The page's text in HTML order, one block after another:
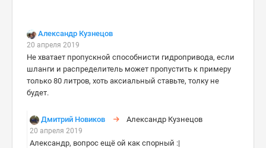
Александр Кузнецов
20 апреля 2019
Не хватает пропускной способнисти гидропривода, если
шланги и распределитель может пропустить к примеру
только 80 литров, хоть аксиальный ставьте, толку не
будет.
Дмитрий Новиков Александр Кузнецов
20 апреля 2019
Александр, вопрос ещё ой как спорный :|